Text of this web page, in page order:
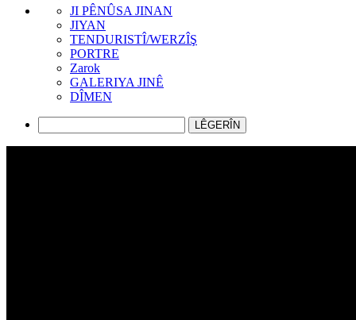
JI PÊNÛSA JINAN
JIYAN
TENDURISTÎ/WERZÎŞ
PORTRE
Zarok
GALERIYA JINÊ
DÎMEN
LÊGERÎN